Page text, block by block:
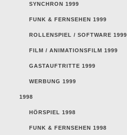
SYNCHRON 1999
FUNK & FERNSEHEN 1999
ROLLENSPIEL / SOFTWARE 1999
FILM / ANIMATIONSFILM 1999
GASTAUFTRITTE 1999
WERBUNG 1999
1998
HÖRSPIEL 1998
FUNK & FERNSEHEN 1998